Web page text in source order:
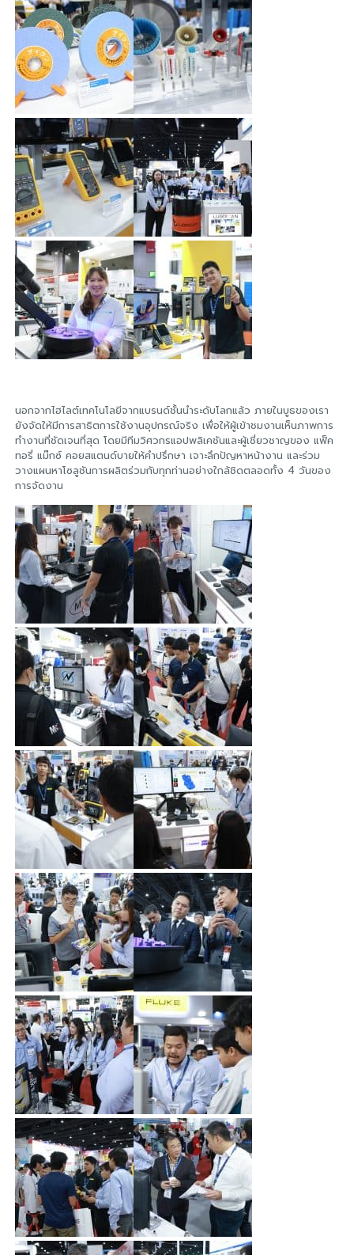
นอกจากไฮไลต์เทคโนโลยีจากแบรนด์ชั้นนำระดับโลกแล้ว ภายในบูธของเรา
ยังจัดให้มีการสาธิตการใช้งานอุปกรณ์จริง เพื่อให้ผู้เข้าชมงานเห็นภาพการ
ทำงานที่ชัดเจนที่สุด โดยมีทีมวิศวกรแอปพลิเคชันและผู้เชี่ยวชาญของ แฟ็ค
ทอรี่ แม๊กซ์ คอยสแตนด์บายให้คำปรึกษา เจาะลึกปัญหาหน้างาน และร่วม
วางแผนหาโซลูชันการผลิตร่วมกับทุกท่านอย่างใกล้ชิดตลอดทั้ง 4 วันของ
การจัดงาน